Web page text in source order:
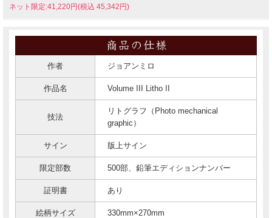
ネット限定:41,220円(税込 45,342円)
作者 ジョアンミロ
作品名 Volume III Litho II
技法
リトグラフ（Photo mechanical
graphic）
サイン 版上サイン
限定部数 500部、鉛筆エディションナンバー
証明書 あり
絵柄サイズ 330mm×270mm